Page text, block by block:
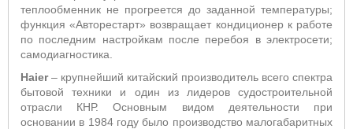
теплообменник не прогреется до заданной температуры;
функция «Авторестарт» возвращает кондиционер к работе
по последним настройкам после перебоя в электросети;
самодиагностика.
Haier– крупнейший китайский производитель всего спектра
бытовой техники и один из лидеров судостроительной
отрасли КНР. Основным видом деятельности при
основании в 1984 году было производство малогабаритных